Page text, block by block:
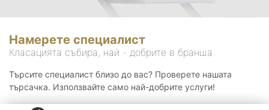
Намерете специалист
Класацията събира, най - добрите в бранша.
Търсите специалист близо до вас? Проверете нашата
търсачка. Използвайте само най-добрите услуги!